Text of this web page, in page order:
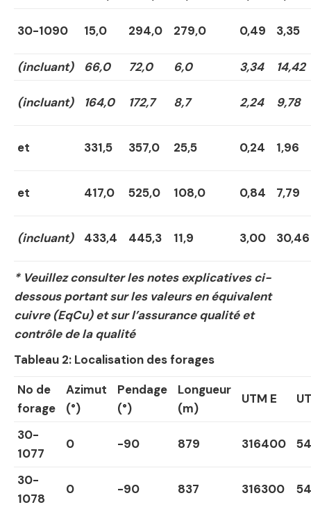
30-1090 15,0 294,0 279,0 0,49 3,35
(incluant) 66,0 72,0 6,0 3,34 14,42
(incluant) 164,0 172,7 8,7 2,24 9,78
et 331,5 357,0 25,5 0,24 1,96
et 417,0 525,0 108,0 0,84 7,79
(incluant) 433,4 445,3 11,9 3,00 30,46
* Veuillez consulter les notes explicatives ci-
dessous portant sur les valeurs en équivalent
cuivre (EqCu) et sur l’assurance qualité et
contrôle de la qualité
Tableau 2: Localisation des forages
No de
forage
Azimut
(°)
Pendage
(°)
Longueur
(m)
UTM E
30-
1077
0 -90 879 316400
30-
1078
0 -90 837 316300